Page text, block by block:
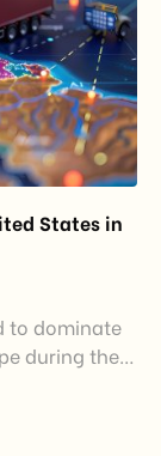
States in
to dominate
during the
total
strategic